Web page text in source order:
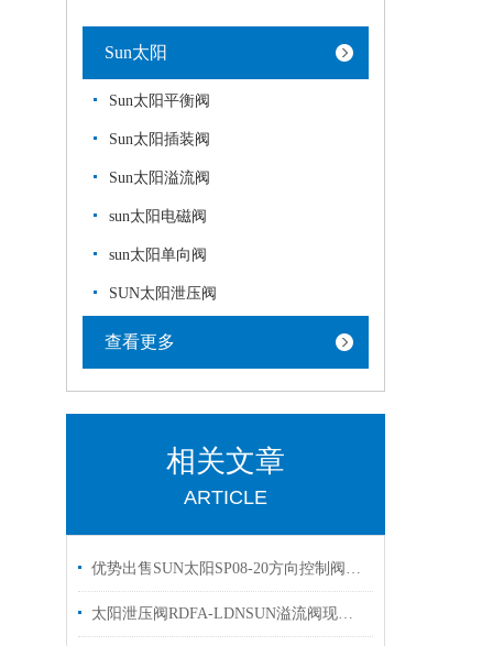
Sun太阳
Sun太阳平衡阀
Sun太阳插装阀
Sun太阳溢流阀
sun太阳电磁阀
sun太阳单向阀
SUN太阳泄压阀
查看更多
相关文章
ARTICLE
优势出售SUN太阳SP08-20方向控制阀有库存
太阳泄压阀RDFA-LDNSUN溢流阀现货出售欢迎选购